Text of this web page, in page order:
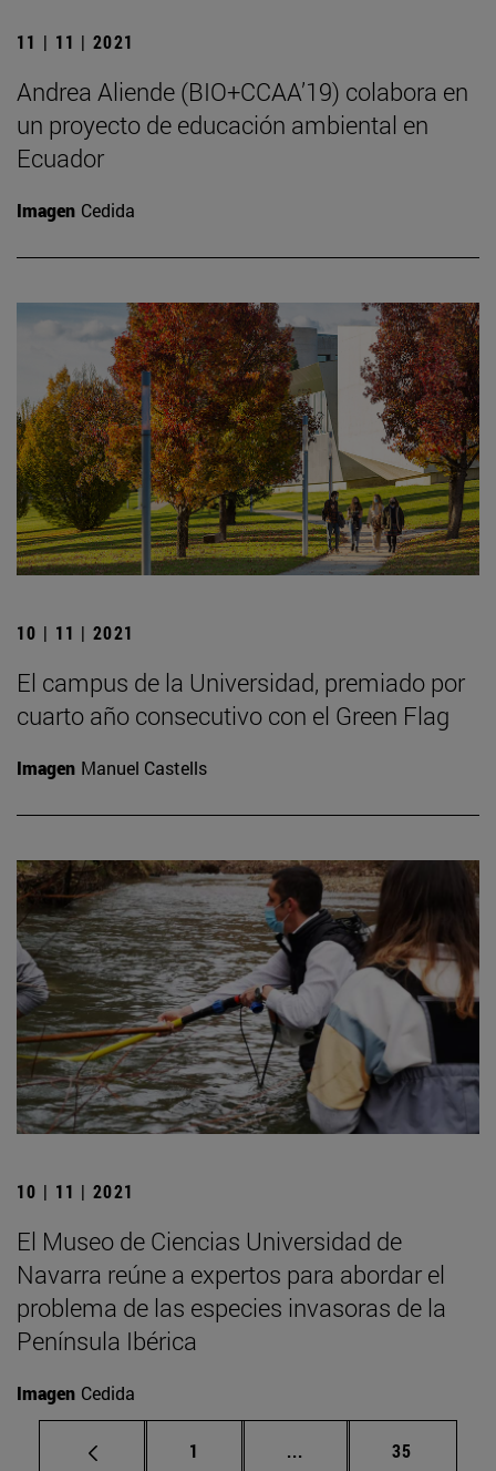
11 | 11 | 2021
Andrea Aliende (BIO+CCAA’19) colabora en
un proyecto de educación ambiental en
Ecuador
Imagen Cedida
10 | 11 | 2021
El campus de la Universidad, premiado por
cuarto año consecutivo con el Green Flag
Imagen Manuel Castells
10 | 11 | 2021
El Museo de Ciencias Universidad de
Navarra reúne a expertos para abordar el
problema de las especies invasoras de la
Península Ibérica
Imagen Cedida
Página
1 ... Páginas intermedias
Página
35